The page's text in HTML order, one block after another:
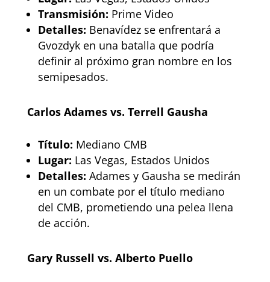
Transmisión: Prime Video
Detalles: Benavídez se enfrentará a
Gvozdyk en una batalla que podría
definir al próximo gran nombre en los
semipesados.
Carlos Adames vs. Terrell Gausha
Título: Mediano CMB
Lugar: Las Vegas, Estados Unidos
Detalles: Adames y Gausha se medirán
en un combate por el título mediano
del CMB, prometiendo una pelea llena
de acción.
Gary Russell vs. Alberto Puello